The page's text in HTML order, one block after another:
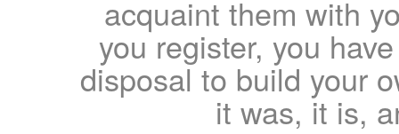
acquaint them with
you register, you
disposal to build your
it was, it is,